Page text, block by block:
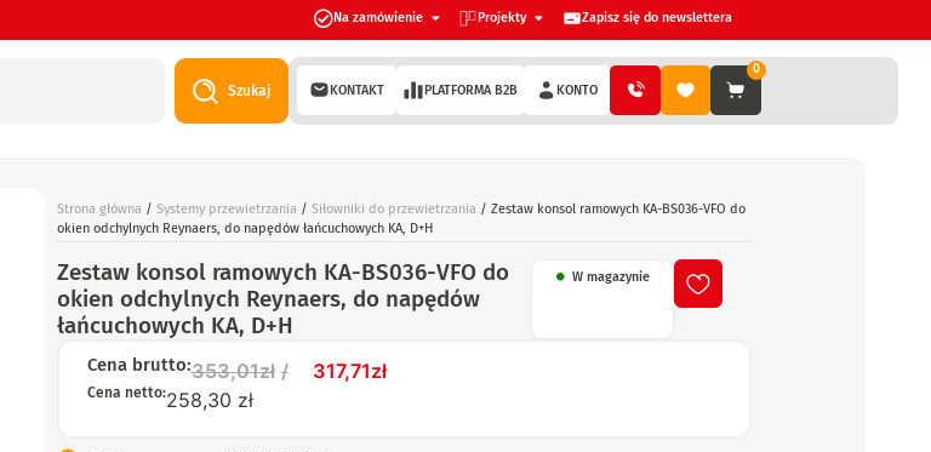
Na zamówienie Projekty Zapisz się do newslettera
Szukaj KONTAKT PLATFORMA B2B KONTO
0
Strona główna/ Systemy przewietrzania/ Siłowniki do przewietrzania/ Zestaw konsol ramowych KA-BS036-VFO do
okien odchylnych Reynaers, do napędów łańcuchowych KA, D+H
Zestaw konsol ramowych KA-BS036-VFO do
okien odchylnych Reynaers, do napędów
łańcuchowych KA, D+H
W magazynie
Cena brutto:353,01zł 317,71zł
Cena netto:258,30 zł